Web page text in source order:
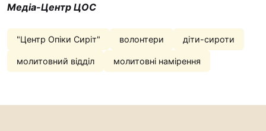
Медіа-Центр ЦОС
"Центр Опіки Сиріт" волонтери діти-сироти
молитовний відділ молитовні намірення